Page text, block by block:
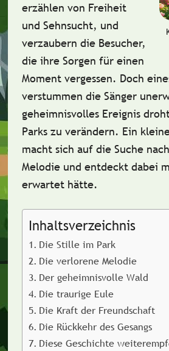
erzählen von Freiheit
und Sehnsucht, und
verzaubern die Besucher,
die ihre Sorgen für einen
Moment vergessen. Doch
verstummen die Sänger
geheimnisvolles Ereignis
Parks zu verändern. Ein
macht sich auf die Suche
Melodie und entdeckt dabei
erwartet hätte.
Inhaltsverzeichnis
Die Stille im Park
Die verlorene Melodie
Der geheimnisvolle Wald
Die traurige Eule
Die Kraft der Freundschaft
Die Rückkehr des Gesangs
Diese Geschichte